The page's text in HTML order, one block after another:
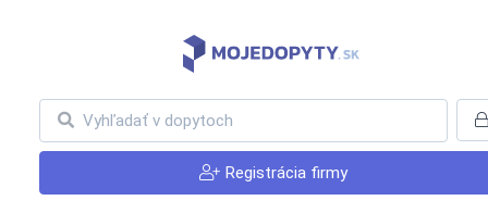
Registrácia firmy